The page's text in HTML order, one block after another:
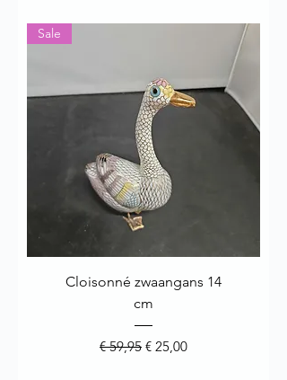
Sale
Cloisonné zwaangans 14
cm
Normale prijs
€ 59,95 Verkoopprijs
€ 25,00